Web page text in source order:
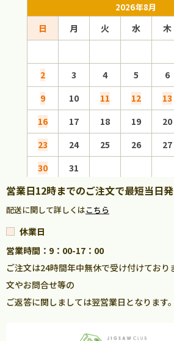
2026年8月
日 月 火 水 木
2
3 4 5 6
9
10 11 12 13
16
17 18 19 20
23
24 25 26 27
30
31
営業日12時までのご注文で最短当日発
配送に関して詳しくはこちら
休業日
営業時間：9：00-17：00
ご注文は24時間年中無休で受け付けており
文やお問合せ等の
ご返答に関しましては翌営業日となります。